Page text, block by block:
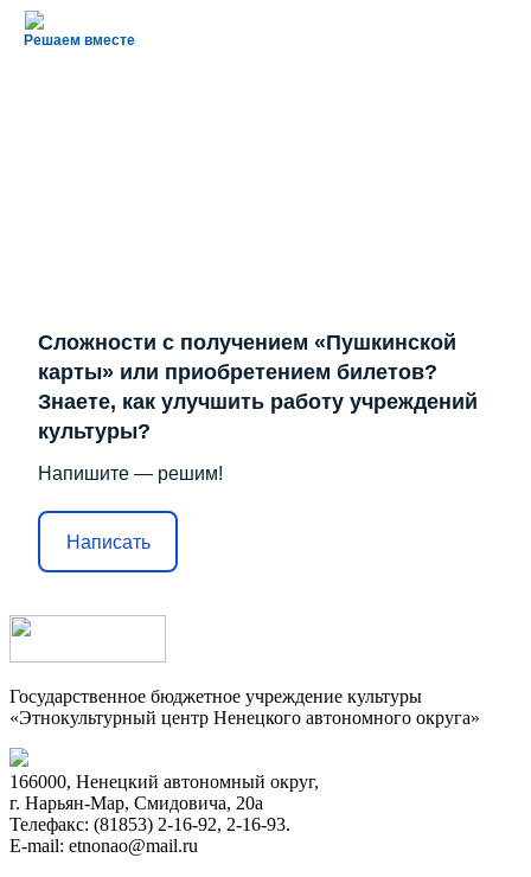
Решаем вместе
Сложности с получением «Пушкинской
карты» или приобретением билетов?
Знаете, как улучшить работу учреждений
культуры?
Напишите — решим!
Написать
Государственное бюджетное учреждение культуры
«Этнокультурный центр Ненецкого автономного округа»
166000, Ненецкий автономный округ,
г. Нарьян-Мар, Смидовича, 20а
Телефакс: (81853) 2-16-92, 2-16-93.
E-mail: etnonao@mail.ru